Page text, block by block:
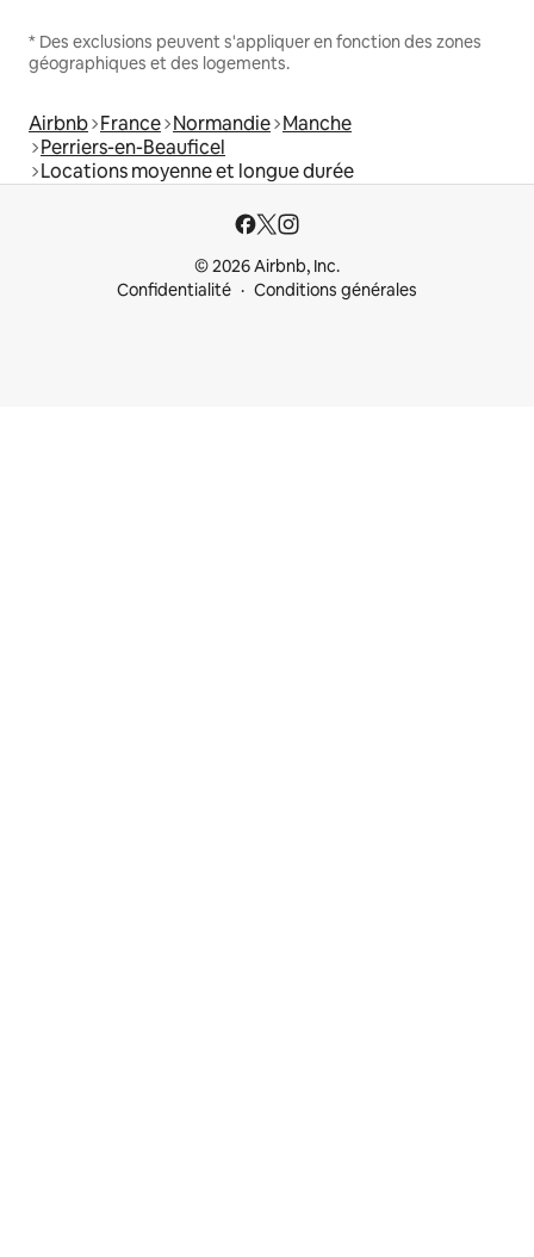
* Des exclusions peuvent s'appliquer en fonction des zones
géographiques et des logements.
Airbnb France Normandie Manche
Perriers-en-Beauficel
Locations moyenne et longue durée
© 2026 Airbnb, Inc.
Confidentialité
Conditions générales